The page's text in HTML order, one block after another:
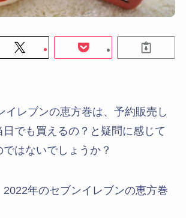
イレブンの恵方巻は、予約販売し
でも買えるの？と疑問に感じて
はないでしょうか？
2022年のセブンイレブンの恵方巻